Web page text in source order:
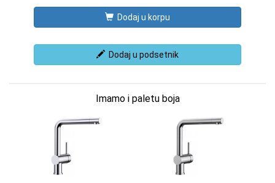
Dodaj u korpu
Dodaj u podsetnik
Imamo i paletu boja